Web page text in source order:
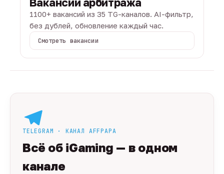
1100+ вакансий из 35 TG-каналов. AI-фильтр,
без дублей, обновление каждый час.
Смотреть вакансии
TELEGRAM · КАНАЛ AFFPAPA
Всё об iGaming — в одном
канале